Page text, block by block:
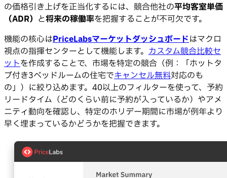
の価格引き上げを正当化するには、競合他社の平均客室単価
（ADR） と将来の稼働率を把握することが不可欠です。
機能の核心はPriceLabsマーケットダッシュボードはマクロ
視点の指揮センターとして機能します。 カスタム競合比較セ
ットを作成することで、市場を特定の競合（例：「ホットタ
ブ付き3ベッドルームの住宅でキャンセル無料対応のも
の」）に絞り込めます。40以上のフィルターを使って、予約
リードタイム（どのくらい前に予約が入っているか）やアメ
ニティ動向を確認し、特定のホリデー期間に市場が例年より
早く埋まっているかどうかを把握できます。